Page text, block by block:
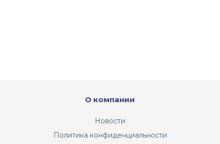
О компании
Новости
Политика конфиденциальности